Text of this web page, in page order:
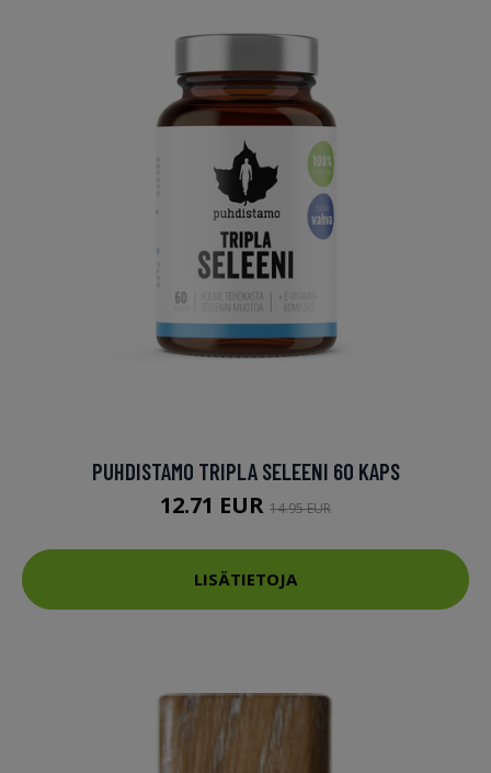
PUHDISTAMO TRIPLA SELEENI 60 KAPS
12.71 EUR 14.95 EUR
LISÄTIETOJA